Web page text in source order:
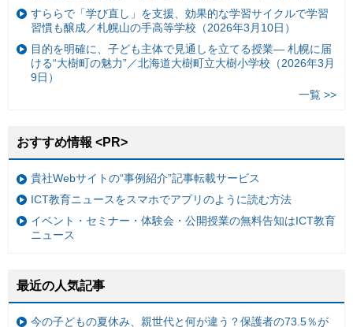
すららで「学び直し」を支援、効果的な学習サイクルで学習
習慣も醸成／札幌山の手高等学校（2026年3月10日）
目的を明確に、子ども主体で見通しを立てる授業— 札幌に届
ける“大樹町の魅力”／北海道大樹町立大樹小学校（2026年3月
9日）
一覧 >>
おすすめ情報 <PR>
貴社Webサイトの“事例紹介”記事転載サービス
ICT教育ニュースをスマホでアプリのように読む方法
イベント・セミナー・体験会・公開授業の無料告知はICT教育
ニュース
最近の人気記事
今の子どもの夏休み、親世代と何が違う？保護者の73.5％が